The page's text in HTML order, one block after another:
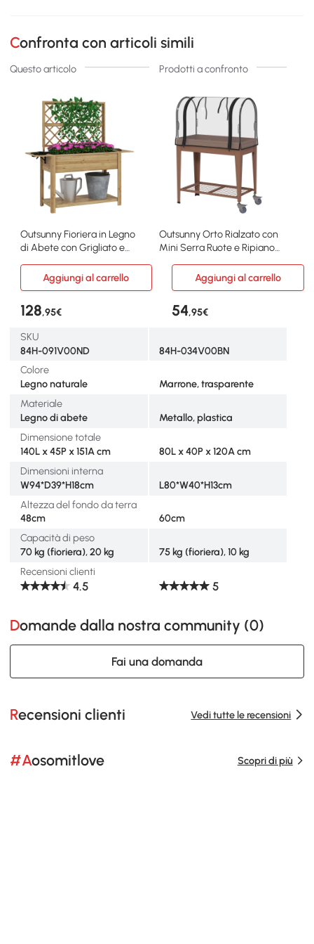
Confronta con articoli simili
Questo articolo Prodotti a confronto
Outsunny Fioriera in Legno
di Abete con Grigliato e
Outsunny Orto Rialzato con
Mini Serra Ruote e Ripiano
Aggiungi al carrello
Aggiungi al carrello
128,95€ 54,95€
SKU
84H-091V00ND
84H-034V00BN
Colore
Legno naturale
Marrone, trasparente
Materiale
Legno di abete
Metallo, plastica
Dimensione totale
140L x 45P x 151A cm
80L x 40P x 120A cm
Dimensioni interna
W94*D39*H18cm
L80*W40*H13cm
Altezza del fondo da terra
48cm
60cm
Capacità di peso
70 kg (fioriera), 20 kg
75 kg (fioriera), 10 kg
Recensioni clienti
4.5 5
Domande dalla nostra community (0)
Fai una domanda
Recensioni clienti Vedi tutte le recensioni
#Aosomitlove Scopri di più